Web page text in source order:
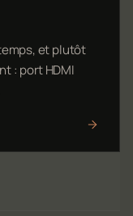
et plutôt
: port HDMI